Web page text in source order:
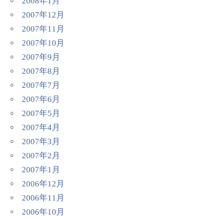
2007年12月
2007年11月
2007年10月
2007年9月
2007年8月
2007年7月
2007年6月
2007年5月
2007年4月
2007年3月
2007年2月
2007年1月
2006年12月
2006年11月
2006年10月